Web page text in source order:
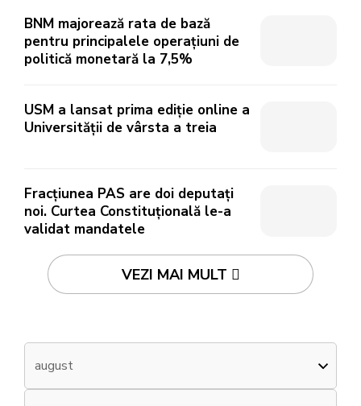
BNM majorează rata de bază
pentru principalele operațiuni de
politică monetară la 7,5%
USM a lansat prima ediție online a
Universității de vârsta a treia
Fracțiunea PAS are doi deputați
noi. Curtea Constituțională le-a
validat mandatele
VEZI MAI MULT